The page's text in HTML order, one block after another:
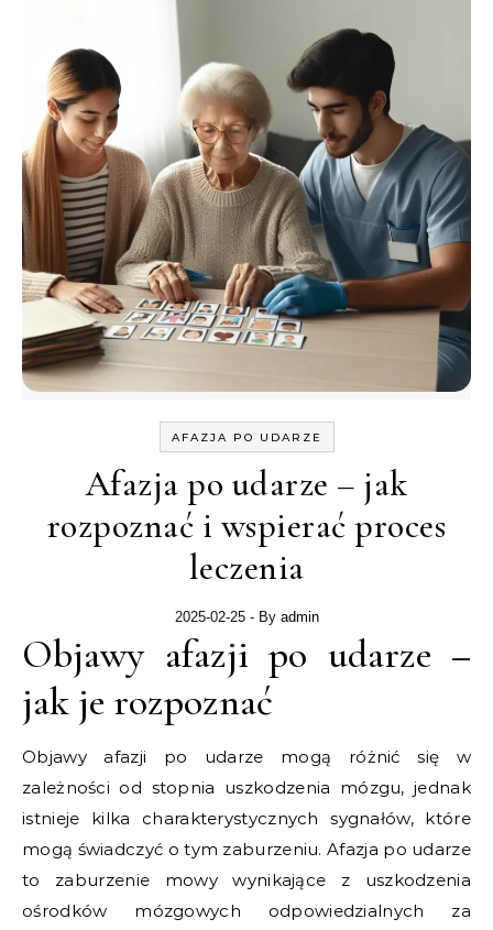
AFAZJA PO UDARZE
Afazja po udarze – jak
rozpoznać i wspierać proces
leczenia
2025-02-25 - By admin
Objawy afazji po udarze –
jak je rozpoznać
Objawy afazji po udarze mogą różnić się w
zależności od stopnia uszkodzenia mózgu, jednak
istnieje kilka charakterystycznych sygnałów, które
mogą świadczyć o tym zaburzeniu. Afazja po udarze
to zaburzenie mowy wynikające z uszkodzenia
ośrodków mózgowych odpowiedzialnych za